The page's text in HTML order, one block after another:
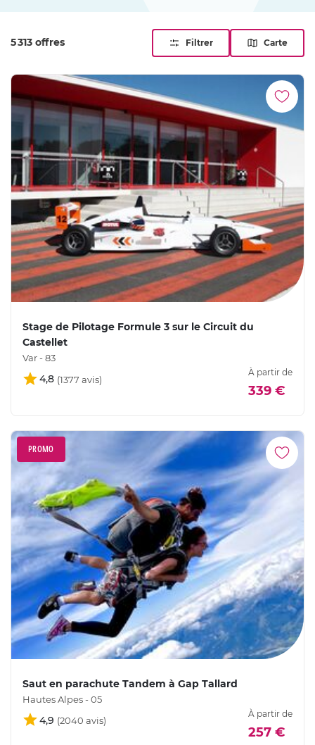
5 313 offres Filtrer Carte
Stage de Pilotage Formule 3 sur le Circuit du
Castellet
Var - 83
4,8
À partir de
339 €
PROMO
Saut en parachute Tandem à Gap Tallard
Hautes Alpes - 05
4,9
À partir de
257 €